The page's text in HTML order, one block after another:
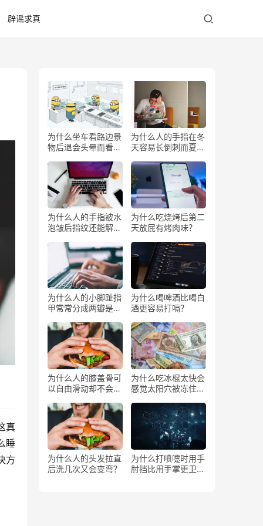
辟谣求真
真
睡
方
为什么坐车看路边景
物后退会头晕而看前
为什么人的手指在冬
天容易长倒刺而夏天
为什么人的手指被水
泡皱后指纹还能解锁
为什么吃烧烤后第二
天放屁有烤肉味？
为什么人的小脚趾指
甲常常分成两瓣是返
为什么喝啤酒比喝白
酒更容易打嗝？
为什么人的膝盖骨可
以自由滑动却不会掉
为什么吃冰棍太快会
感觉太阳穴被冻住了
为什么人的头发拉直
后洗几次又会变弯？
为什么打喷嚏时用手
肘挡比用手掌更卫